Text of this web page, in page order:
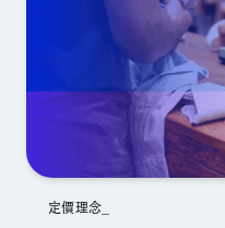
定價理念_